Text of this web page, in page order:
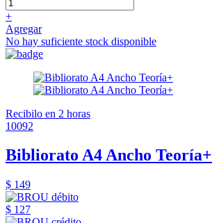
+
Agregar
No hay suficiente stock disponible
Recibilo en 2 horas
10092
Bibliorato A4 Ancho Teoría+
$ 149
$ 127